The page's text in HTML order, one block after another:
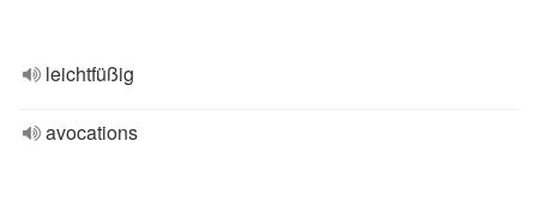
leichtfüßig
avocations